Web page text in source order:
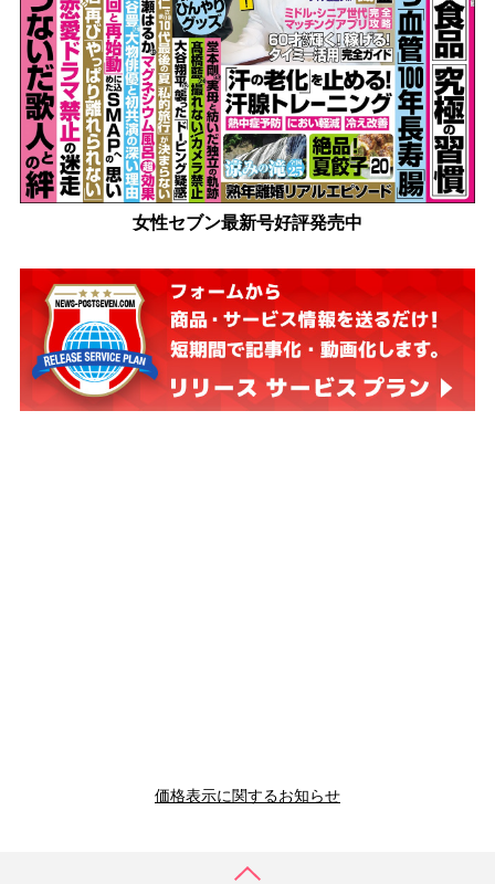
女性セブン最新号好評発売中
価格表示に関するお知らせ